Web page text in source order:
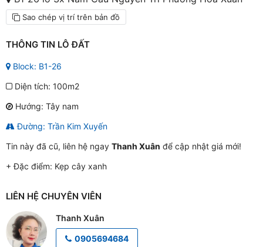
Sao chép vị trí trên bản đồ
THÔNG TIN LÔ ĐẤT
Block: B1-26
Diện tích: 100m2
Hướng: Tây nam
Đường: Trần Kim Xuyến
Tin này đã cũ, liên hệ ngay Thanh Xuân để cập nhật giá mới!
+ Đặc điểm: Kẹp cây xanh
LIÊN HỆ CHUYÊN VIÊN
Thanh Xuân
0905694684